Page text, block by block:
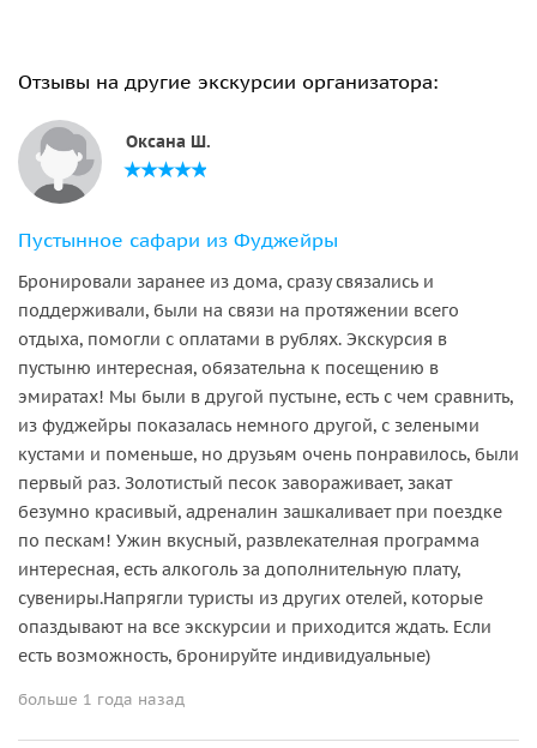
Отзывы на другие экскурсии организатора:
Оксана Ш.
Пустынное сафари из Фуджейры
Бронировали заранее из дома, сразу связались и
поддерживали, были на связи на протяжении всего
отдыха, помогли с оплатами в рублях. Экскурсия в
пустыню интересная, обязательна к посещению в
эмиратах! Мы были в другой пустыне, есть с чем сравнить,
из фуджейры показалась немного другой, с зелеными
кустами и поменьше, но друзьям очень понравилось, были
первый раз. Золотистый песок завораживает, закат
безумно красивый, адреналин зашкаливает при поездке
по пескам! Ужин вкусный, развлекателная программа
интересная, есть алкоголь за дополнительную плату,
сувениры.Напрягли туристы из других отелей, которые
опаздывают на все экскурсии и приходится ждать. Если
есть возможность, бронируйте индивидуальные)
больше 1 года назад